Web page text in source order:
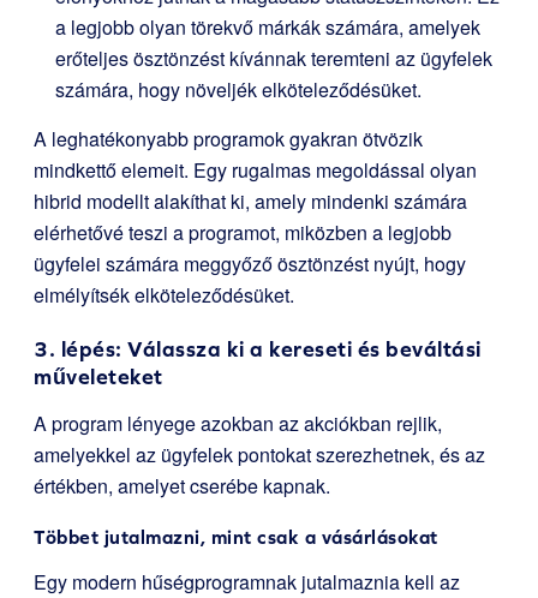
a legjobb olyan törekvő márkák számára, amelyek
erőteljes ösztönzést kívánnak teremteni az ügyfelek
számára, hogy növeljék elköteleződésüket.
A leghatékonyabb programok gyakran ötvözik
mindkettő elemeit. Egy rugalmas megoldással olyan
hibrid modellt alakíthat ki, amely mindenki számára
elérhetővé teszi a programot, miközben a legjobb
ügyfelei számára meggyőző ösztönzést nyújt, hogy
elmélyítsék elköteleződésüket.
3. lépés: Válassza ki a kereseti és beváltási
műveleteket
A program lényege azokban az akciókban rejlik,
amelyekkel az ügyfelek pontokat szerezhetnek, és az
értékben, amelyet cserébe kapnak.
Többet jutalmazni, mint csak a vásárlásokat
Egy modern hűségprogramnak jutalmaznia kell az